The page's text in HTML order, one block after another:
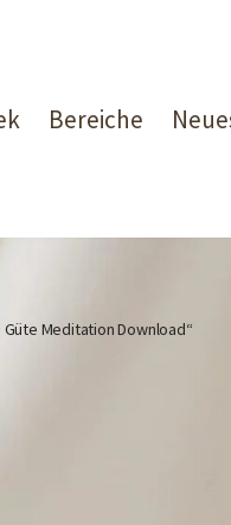
Bereiche
Meditation Download“